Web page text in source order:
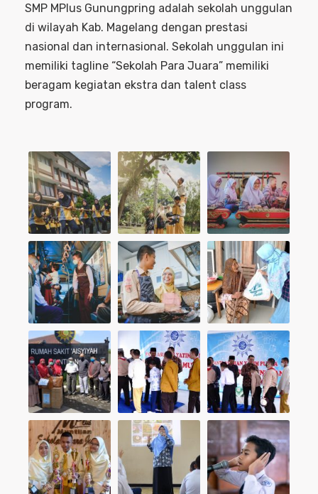
SMP MPlus Gunungpring adalah sekolah unggulan
di wilayah Kab. Magelang dengan prestasi
nasional dan internasional. Sekolah unggulan ini
memiliki tagline “Sekolah Para Juara” memiliki
beragam kegiatan ekstra dan talent class
program.